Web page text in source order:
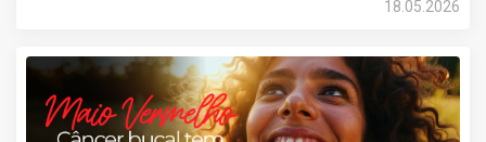
18.05.2026